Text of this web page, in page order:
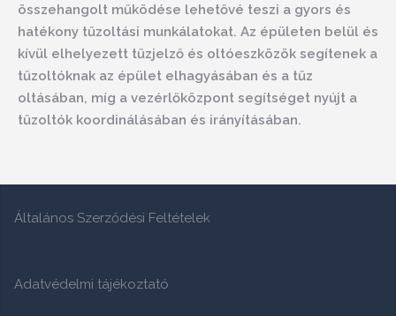
összehangolt működése lehetővé teszi a gyors és
hatékony tűzoltási munkálatokat. Az épületen belül és
kívül elhelyezett tűzjelző és oltóeszközök segítenek a
tűzoltóknak az épület elhagyásában és a tűz
oltásában, míg a vezérlőközpont segítséget nyújt a
tűzoltók koordinálásában és irányításában.
Általános Szerződési Feltételek
Adatvédelmi tájékoztató